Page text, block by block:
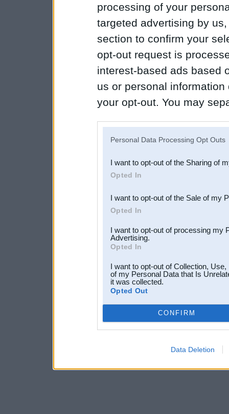
processing of your
targeted advertising by
section to confirm your
opt-out request is
interest-based ads based
us or personal
your opt-out. You may
Downstream Participants
third parties.
Personal Data Processing Opt Outs
I want to opt-out of the Sharing of
Opted In
I want to opt-out of the Sale of my
Opted In
I want to opt-out of processing my
Advertising.
Opted In
I want to opt-out of Collection,
of my Personal Data that Is
it was collected.
Opted Out
CONFIRM
Data Deletion